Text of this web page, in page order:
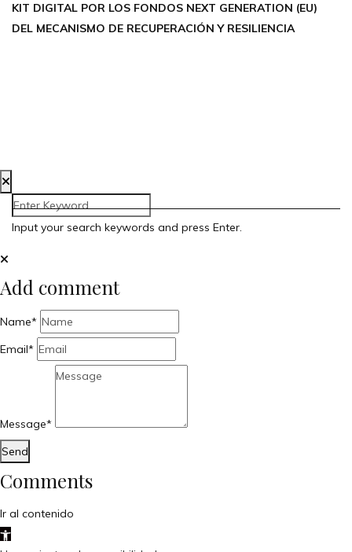
KIT DIGITAL POR LOS FONDOS NEXT GENERATION (EU)
DEL MECANISMO DE RECUPERACIÓN Y RESILIENCIA
Input your search keywords and press Enter.
Add comment
Name*
Email*
Message*
Send
Comments
Ir al contenido
Abrir barra de herramientas